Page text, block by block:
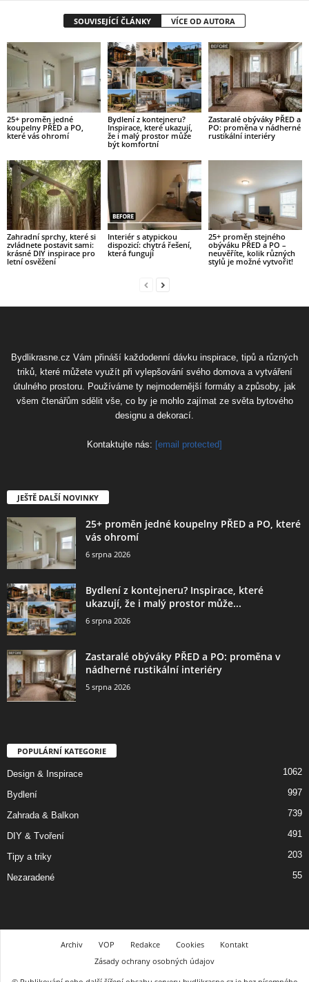
SOUVISEJÍCÍ ČLÁNKY VÍCE OD AUTORA
25+ proměn jedné
koupelny PŘED a PO,
které vás ohromí
Bydlení z kontejneru?
Inspirace, které ukazují,
že i malý prostor může
být komfortní
Zastaralé obýváky PŘED a
PO: proměna v nádherné
rustikální interiéry
Zahradní sprchy, které si
zvládnete postavit sami:
krásné DIY inspirace pro
letní osvěžení
Interiér s atypickou
dispozicí: chytrá řešení,
která fungují
25+ proměn stejného
obýváku PŘED a PO –
neuvěříte, kolik různých
stylů je možné vytvořit!
Bydlikrasne.cz Vám přináší každodenní dávku inspirace, tipů a různých
triků, které můžete využít při vylepšování svého domova a vytváření
útulného prostoru. Používáme ty nejmodernější formáty a způsoby, jak
všem čtenářům sdělit vše, co by je mohlo zajímat ze světa bytového
designu a dekorací.
Kontaktujte nás: [email protected]
JEŠTĚ DALŠÍ NOVINKY
25+ proměn jedné koupelny PŘED a PO, které
vás ohromí
6 srpna 2026
Bydlení z kontejneru? Inspirace, které
ukazují, že i malý prostor může...
6 srpna 2026
Zastaralé obýváky PŘED a PO: proměna v
nádherné rustikální interiéry
5 srpna 2026
POPULÁRNÍ KATEGORIE
Design & Inspirace 1062
Bydlení 997
Zahrada & Balkon 739
DIY & Tvoření 491
Tipy a triky 203
Nezaradené 55
Archiv VOP Redakce Cookies
Kontakt
Zásady ochrany osobných údajov